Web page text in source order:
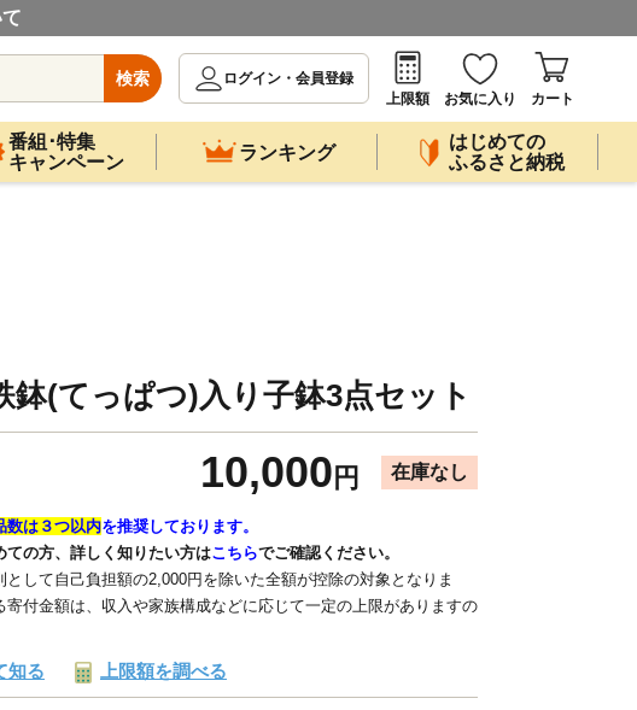
検索
ログイン・会員登録
上限額
お気に入り カート
番組･特集
キャンペーン
ランキング
はじめての
ふるさと納税
鉢(てっぱつ)入り子鉢3点セット
10,000 円 在庫なし
数は３つ以内を推奨しております。
ての方、詳しく知りたい方はこちらでご確認ください。
して自己負担額の2,000円を除いた全額が控除の対象となりま
寄付金額は、収入や家族構成などに応じて一定の上限がありますの
知る 上限額を調べる